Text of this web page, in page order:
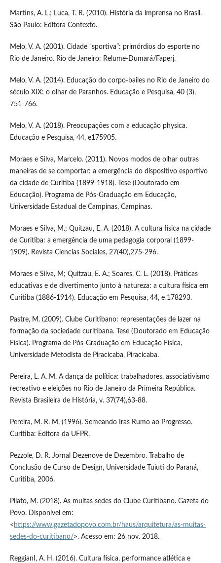
Martins, A. L.; Luca, T. R. (2010). História da imprensa no Brasil.
São Paulo: Editora Contexto.
Melo, V. A. (2001). Cidade “sportiva”: primórdios do esporte no
Rio de Janeiro. Rio de Janeiro: Relume-Dumará/Faperj.
Melo, V. A. (2014). Educação do corpo-bailes no Rio de Janeiro do
século XIX: o olhar de Paranhos. Educação e Pesquisa, 40 (3),
751-766.
Melo, V. A. (2018). Preocupações com a educação physica.
Educação e Pesquisa, 44, e175905.
Moraes e Silva, Marcelo. (2011). Novos modos de olhar outras
maneiras de se comportar: a emergência do dispositivo esportivo
da cidade de Curitiba (1899-1918). Tese (Doutorado em
Educação). Programa de Pós-Graduação em Educação,
Universidade Estadual de Campinas, Campinas.
Moraes e Silva, M.; Quitzau, E. A. (2018). A cultura física na cidade
de Curitiba: a emergência de uma pedagogia corporal (1899-
1909). Revista Ciencias Sociales, 27(40),275-296.
Moraes e Silva, M; Quitzau, E. A.; Soares, C. L. (2018). Práticas
educativas e de divertimento junto à natureza: a cultura física em
Curitiba (1886-1914). Educação em Pesquisa, 44, e 178293.
Pastre, M. (2009). Clube Curitibano: representações de lazer na
formação da sociedade curitibana. Tese (Doutorado em Educação
Física). Programa de Pós-Graduação em Educação Física,
Universidade Metodista de Piracicaba, Piracicaba.
Pereira, L. A. M. A dança da política: trabalhadores, associativismo
recreativo e eleições no Rio de Janeiro da Primeira República.
Revista Brasileira de História, v. 37(74),63-88.
Pereira, M. R. M. (1996). Semeando Iras Rumo ao Progresso.
Curitiba: Editora da UFPR.
Pezzole, D. R. Jornal Dezenove de Dezembro. Trabalho de
Conclusão de Curso de Design, Universidade Tuiuti do Paraná,
Curitiba, 2006.
Pilato, M. (2018). As muitas sedes do Clube Curitibano. Gazeta do
Povo. Disponível em:
< https://www.gazetadopovo.com.br/haus/arquitetura/as-muitas-
sedes-do-curitibano/>. Acesso em: 26 nov. 2018.
ReggianI, A. H. (2016). Cultura física, performance atlética e